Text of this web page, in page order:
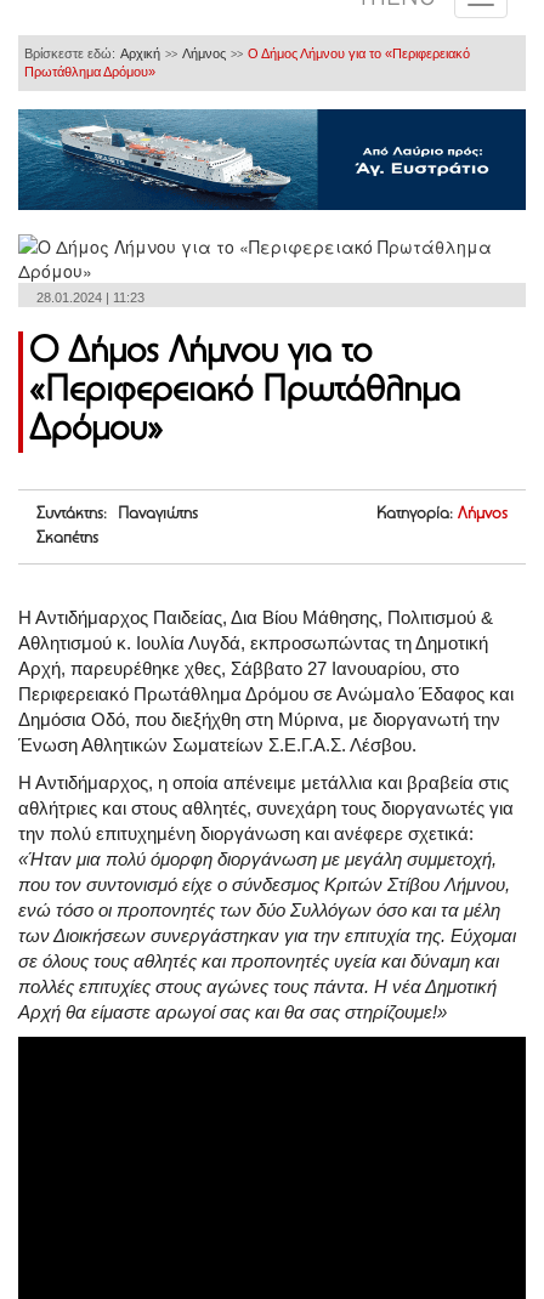
Βρίσκεστε εδώ: Αρχική >> Λήμνος >> Ο Δήμος Λήμνου για το «Περιφερειακό
Πρωτάθλημα Δρόμου»
28.01.2024 | 11:23
Ο Δήμος Λήμνου για το
«Περιφερειακό Πρωτάθλημα
Δρόμου»
Συντάκτης: Παναγιώτης
Σκαπέτης
Κατηγορία: Λήμνος
Η Αντιδήμαρχος Παιδείας, Δια Βίου Μάθησης, Πολιτισμού &
Αθλητισμού κ. Ιουλία Λυγδά, εκπροσωπώντας τη Δημοτική
Αρχή, παρευρέθηκε χθες, Σάββατο 27 Ιανουαρίου, στο
Περιφερειακό Πρωτάθλημα Δρόμου σε Ανώμαλο Έδαφος και
Δημόσια Οδό, που διεξήχθη στη Μύρινα, με διοργανωτή την
Ένωση Αθλητικών Σωματείων Σ.Ε.Γ.Α.Σ. Λέσβου.
Η Αντιδήμαρχος, η οποία απένειμε μετάλλια και βραβεία στις
αθλήτριες και στους αθλητές, συνεχάρη τους διοργανωτές για
την πολύ επιτυχημένη διοργάνωση και ανέφερε σχετικά:
«Ήταν μια πολύ όμορφη διοργάνωση με μεγάλη συμμετοχή,
που τον συντονισμό είχε ο σύνδεσμος Κριτών Στίβου Λήμνου,
ενώ τόσο οι προπονητές των δύο Συλλόγων όσο και τα μέλη
των Διοικήσεων συνεργάστηκαν για την επιτυχία της. Εύχομαι
σε όλους τους αθλητές και προπονητές υγεία και δύναμη και
πολλές επιτυχίες στους αγώνες τους πάντα. Η νέα Δημοτική
Αρχή θα είμαστε αρωγοί σας και θα σας στηρίζουμε!»